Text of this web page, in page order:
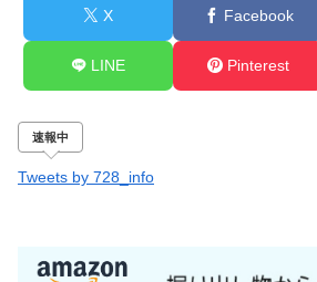
X Facebook
LINE Pinterest
速報中
Tweets by 728_info